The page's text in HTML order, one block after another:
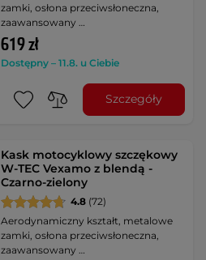
zamki, osłona przeciwsłoneczna,
zaawansowany …
619 zł
Dostępny – 11.8. u Ciebie
Szczegóły
Kask motocyklowy szczękowy
W-TEC Vexamo z blendą -
Czarno-zielony
4.8 (72)
Aerodynamiczny kształt, metalowe
zamki, osłona przeciwsłoneczna,
zaawansowany …